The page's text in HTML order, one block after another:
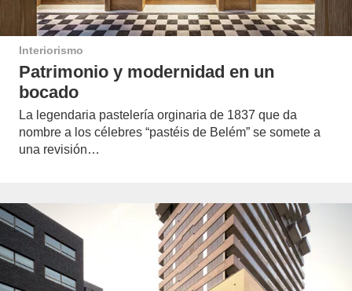
Interiorismo
Patrimonio y modernidad en un
bocado
La legendaria pastelería orginaria de 1837 que da
nombre a los célebres “pastéis de Belém” se somete a
una revisión…